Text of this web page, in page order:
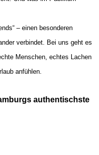
– einen besonderen
verbindet. Bei uns geht es
Menschen, echtes Lachen
anfühlen.
authentischste